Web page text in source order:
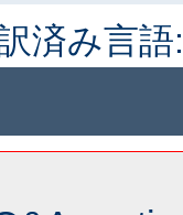
済み言